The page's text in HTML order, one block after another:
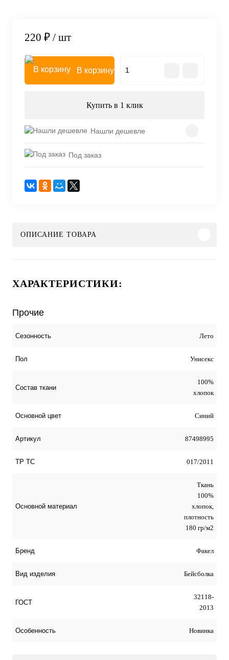
220 ₽ / шт
В корзину
Купить в 1 клик
Нашли дешевле
Под заказ
ОПИСАНИЕ ТОВАРА
ХАРАКТЕРИСТИКИ:
Прочие
Сезонность Лето
Пол Унисекс
Состав ткани
100%
хлопок
Основной цвет Синий
Артикул 87498995
ТР ТС 017/2011
Основной материал
Ткань
100%
хлопок,
плотность
180 гр/м2
Бренд Факел
Вид изделия Бейсболка
ГОСТ
32118-
2013
Особенность Новинка